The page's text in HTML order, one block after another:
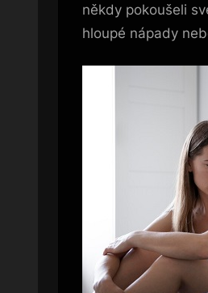
někdy pokoušeli
hloupé nápady